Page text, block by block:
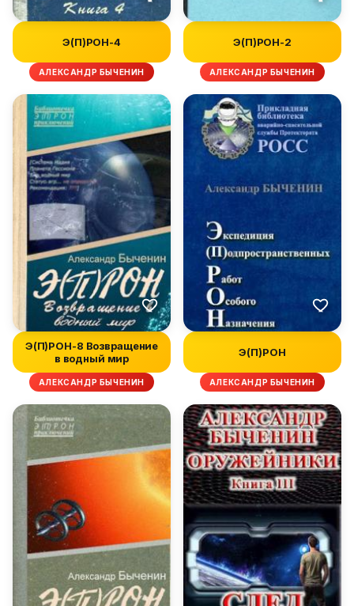
Э(П)РОН-4
АЛЕКСАНДР БЫЧЕНИН
Э(П)РОН-2
АЛЕКСАНДР БЫЧЕНИН
Э(П)РОН-8 Возвращение
в водный мир
АЛЕКСАНДР БЫЧЕНИН
Э(П)РОН
АЛЕКСАНДР БЫЧЕНИН